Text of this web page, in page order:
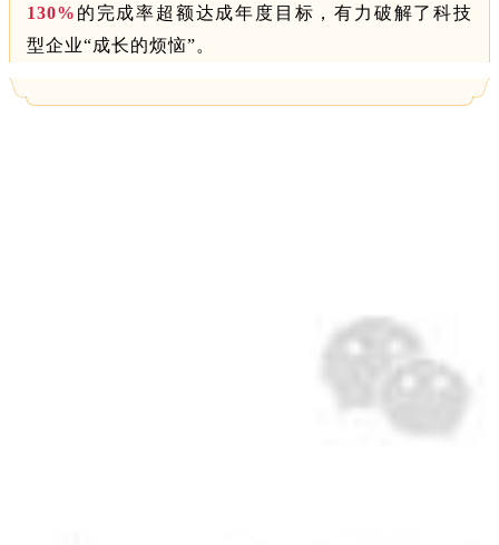
130% 的完成率超额达成年度目标，有力破解了科技
型企业“成长的烦恼”。